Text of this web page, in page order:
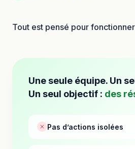
Tout est pensé pour
Une seule équipe. Un
Un seul objectif : des
Pas d’actions isolées